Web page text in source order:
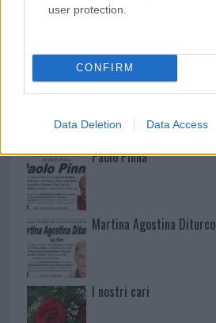
user protection.
CONFIRM
Data Deletion Data Access
Mario Malu
Paolo Pinna
Martina Agostina Diturco
I nostri cari